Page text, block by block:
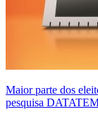
Maior parte dos
pesquisa